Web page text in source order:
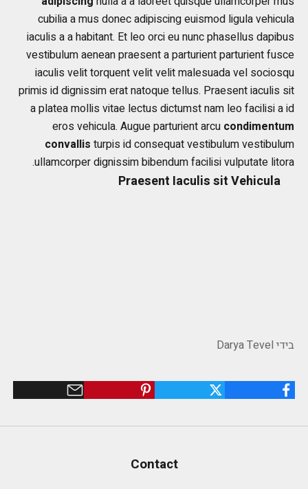
cubilia a mus donec adipiscing euismod ligula vehicula
iaculis a a habitant. Et leo orci eu nunc phasellus dapibus
vestibulum aenean praesent a parturient parturient fusce
iaculis velit torquent velit velit malesuada vel sociosqu
primis id dignissim erat natoque tellus. Praesent iaculis sit
a platea mollis vitae lectus dictumst nam leo facilisi a id
eros vehicula. Augue parturient arcu condimentum
convallis turpis id consequat vestibulum vestibulum
ullamcorper dignissim bibendum facilisi vulputate litora.
Praesent Iaculis sit Vehicula
בידי Darya Tevel
Contact